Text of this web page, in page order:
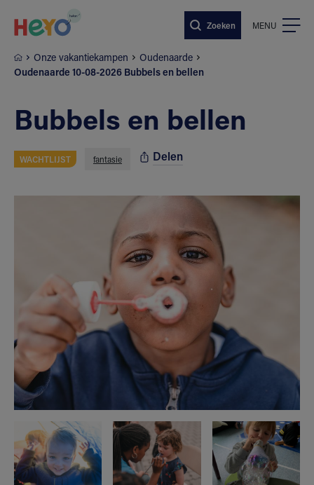
Zoeken MENU
Onze vakantiekampen
Oudenaarde
Oudenaarde 10-08-2026 Bubbels en bellen
Bubbels en bellen
WACHTLIJST fantasie Delen